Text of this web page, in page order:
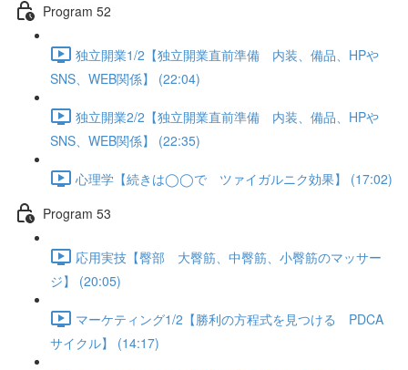
Program 52
独立開業1/2【独立開業直前準備 内装、備品、HPや
SNS、WEB関係】 (22:04)
独立開業2/2【独立開業直前準備 内装、備品、HPや
SNS、WEB関係】 (22:35)
心理学【続きは◯◯で ツァイガルニク効果】 (17:02)
Program 53
応用実技【臀部 大臀筋、中臀筋、小臀筋のマッサー
ジ】 (20:05)
マーケティング1/2【勝利の方程式を見つける PDCA
サイクル】 (14:17)